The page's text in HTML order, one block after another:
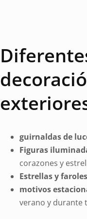
guirnaldas de
Figuras
corazones y
Estrellas y faroles
motivos
verano y durante